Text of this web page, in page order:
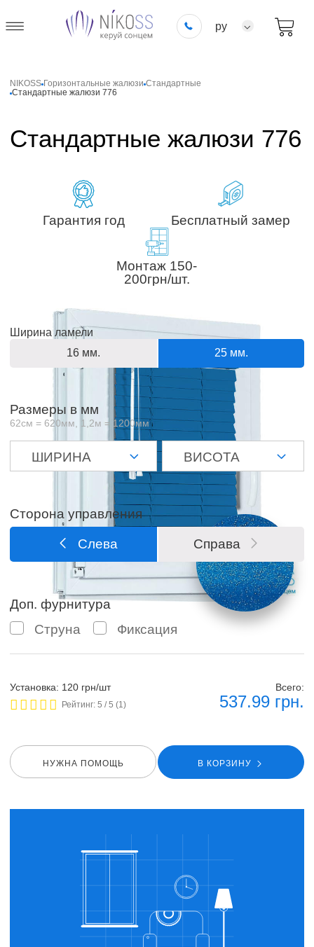
ру
NIKOSS Горизонтальные жалюзи Стандартные
Стандартные жалюзи 776
Стандартные жалюзи 776
Гарантия год Бесплатный замер
Монтаж 150-
200грн/шт.
Ширина ламели
16 мм.
25 мм.
Размеры в мм
62см = 620мм, 1,2м = 1200мм
Сторона управления
Слева Справа
Доп. фурнитура
Струна
Фиксация
Установка: 120 грн/шт
Рейтинг:5 / 5 (1)
Всего:
537.99грн.
НУЖНА ПОМОЩЬ В КОРЗИНУ